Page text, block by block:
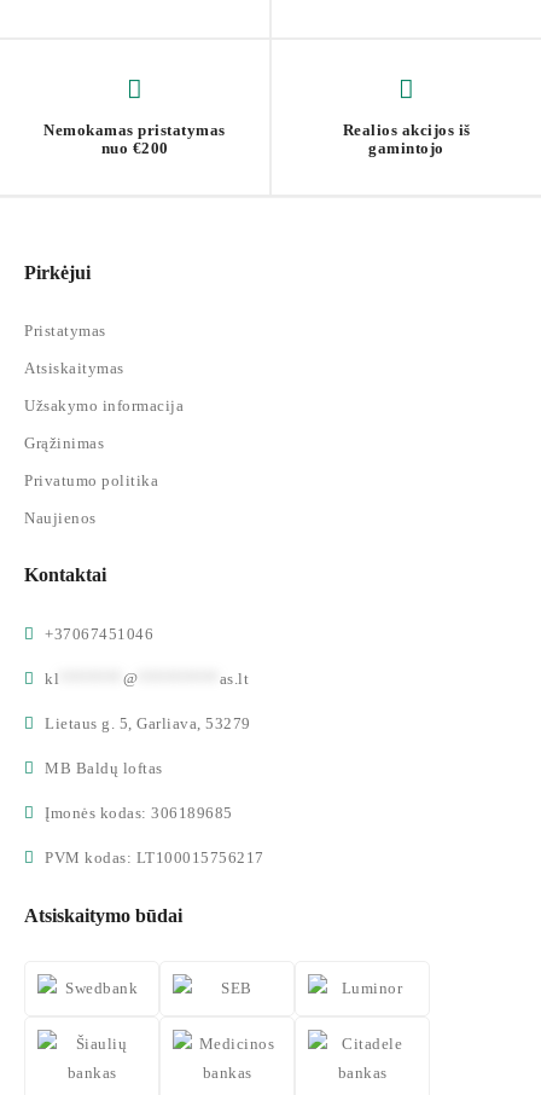
Nemokamas pristatymas
nuo €200
Realios akcijos iš
gamintojo
Pirkėjui
Pristatymas
Atsiskaitymas
Užsakymo informacija
Grąžinimas
Privatumo politika
Naujienos
Kontaktai
+37067451046
kl @ as.lt
Lietaus g. 5, Garliava, 53279
MB Baldų loftas
Įmonės kodas: 306189685
PVM kodas: LT100015756217
Atsiskaitymo būdai